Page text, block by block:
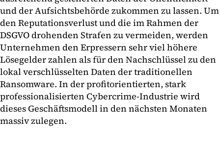
und der Aufsichtsbehörde zukommen zu lassen. Um
den Reputationsverlust und die im Rahmen der
DSGVO drohenden Strafen zu vermeiden, werden
Unternehmen den Erpressern sehr viel höhere
Lösegelder zahlen als für den Nachschlüssel zu den
lokal verschlüsselten Daten der traditionellen
Ransomware. In der profitorientierten, stark
professionalisierten Cybercrime-Industrie wird
dieses Geschäftsmodell in den nächsten Monaten
massiv zulegen.